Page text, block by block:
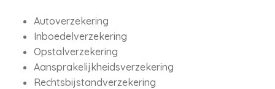
Autoverzekering
Inboedelverzekering
Opstalverzekering
Aansprakelijkheidsverzekering
Rechtsbijstandverzekering